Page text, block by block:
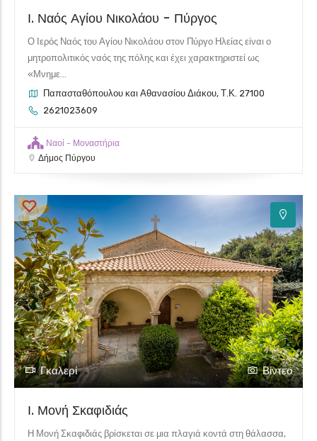
Ι. Ναός Αγίου Νικολάου - Πύργος
Ο Ιερός Ναός του Αγίου Νικολάου στον Πύργο Ηλείας είναι ο
μητροπολιτικός ναός της πόλης και έχει χαρακτηριστεί ως
«Μνημε...
Παπασταθόπουλου και Αθανασίου Διάκου, Τ.Κ. 27100
2621023609
Ναοί - Μοναστήρια
Δήμος Πύργου
Γκαλερί Βίντεο
Ι. Μονή Σκαφιδιάς
Η Μονή Σκαφιδιάς βρίσκεται σε μια πλαγιά κοντά στη θάλασσα,